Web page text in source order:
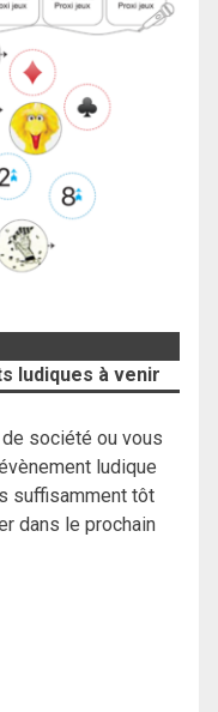
ludiques à venir
société ou vous
ludique
suffisamment tôt
dans le prochain